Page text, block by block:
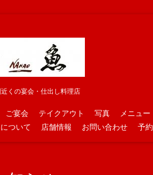
くの宴会・仕出し料理店
ご宴会 テイクアウト 写真 メニュー
ついて 店舗情報 お問い合わせ 予約